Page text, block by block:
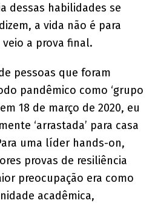
dessas habilidades se
a vida não é para
veio a prova final.
pessoas que foram
pandêmico como ‘grupo
18 de março de 2020, eu
‘arrastada’ para casa
uma líder hands-on,
provas de resiliência
preocupação era como
acadêmica,